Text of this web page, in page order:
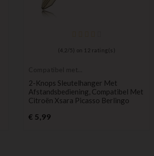
(4,2 / 5) on 12 rating(s)
Compatibel met
2-Knops Sleutelhanger Met
Afstandsbediening, Compatibel Met
Citroën Xsara Picasso Berlingo
€ 5,99Prijs